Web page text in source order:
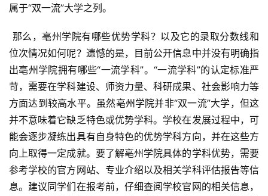
属于“双一流”大学之列。
位次情况如何呢？遗憾的是，目前公开信息中并没有明确指
出亳州学院拥有哪些“一流学科”。“一流学科”的认定标准严
苛，需要在学科建设、师资力量、科研成果、社会影响力等
方面达到较高水平。虽然亳州学院并非“双一流”大学，但这
并不意味着它缺乏特色或优势学科。学校在发展过程中，可
能会逐步凝练出具有自身特色的优势学科方向，并在这些方
向上取得一定成就。要了解亳州学院具体的学科优势，需要
参考学校的官方网站、专业介绍以及相关学科评估报告等信
息。建议同学们在报考前，仔细查阅学校官网的相关信息，